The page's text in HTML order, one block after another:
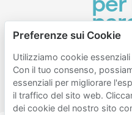
per
Preferenze sui Cookie
Utilizziamo cookie
Con il tuo consenso,
essenziali per migliorare
il traffico del sito web.
dei cookie del nostro sito